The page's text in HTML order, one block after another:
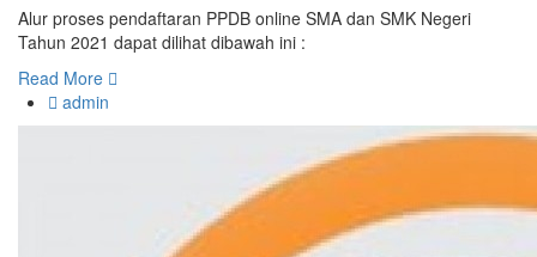
Alur proses pendaftaran PPDB online SMA dan SMK Negeri
Tahun 2021 dapat dilihat dibawah ini :
Read More
admin